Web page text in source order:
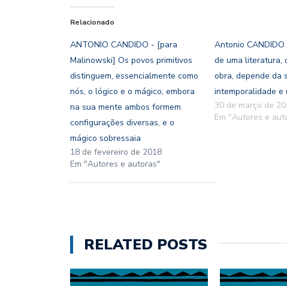
Relacionado
ANTONIO CANDIDO - [para
Malinowski] Os povos primitivos
distinguem, essencialmente como
nós, o lógico e o mágico, embora
na sua mente ambos formem
configurações diversas, e o
mágico sobressaia
18 de fevereiro de 2018
Em "Autores e autoras"
Antonio
de uma literatura,
obra, depende da
intemporalidade e
30 de março de
Em "Autores e
RELATED POSTS